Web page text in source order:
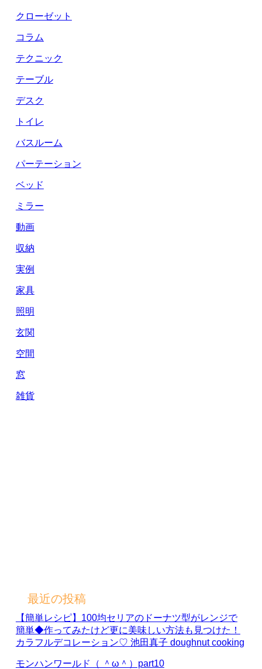
クローゼット
コラム
テクニック
テーブル
デスク
トイレ
バスルーム
パーテーション
ベッド
ミラー
動画
収納
実例
家具
照明
玄関
空間
窓
雑貨
最近の投稿
【簡単レシピ】100均セリアのドーナツ型がレンジで
簡単◆作ってみたけど更に美味しい方法も見つけた！
カラフルデコレーション♡ 池田真子 doughnut cooking
モンハンワールド（ ＾ω＾）part10